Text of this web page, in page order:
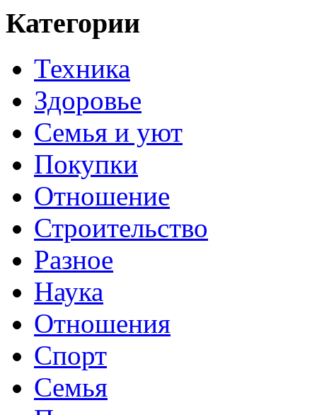
Категории
Техника
Здоровье
Семья и уют
Покупки
Отношение
Строительство
Разное
Наука
Отношения
Спорт
Семья